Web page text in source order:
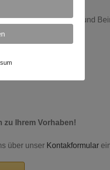
Verschiedene Farben und
zu Ihrem Vorhaben!
über unser Kontakformular